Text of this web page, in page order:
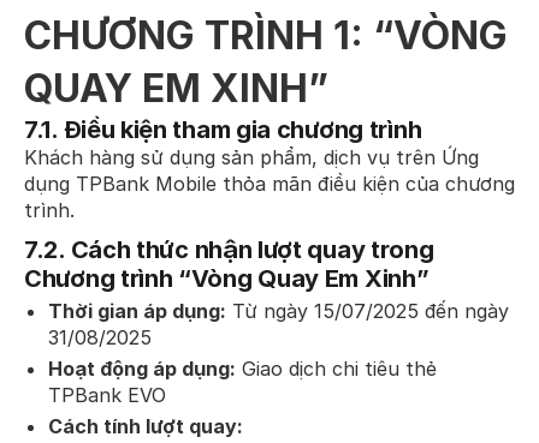
CHƯƠNG TRÌNH 1: “VÒNG
QUAY EM XINH”
7.1. Điều kiện tham gia chương trình
Khách hàng sử dụng sản phẩm, dịch vụ trên Ứng
dụng TPBank Mobile thỏa mãn điều kiện của chương
trình.
7.2. Cách thức nhận lượt quay trong
Chương trình “Vòng Quay Em Xinh”
Thời gian áp dụng: Từ ngày 15/07/2025 đến ngày
31/08/2025
Hoạt động áp dụng: Giao dịch chi tiêu thẻ
TPBank EVO
Cách tính lượt quay: